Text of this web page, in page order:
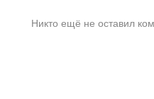
Никто ещё не оставил